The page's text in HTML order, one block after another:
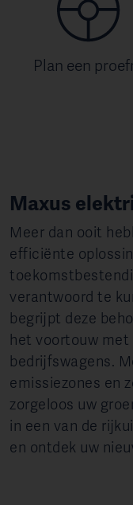
Plan een
Maxus
Meer dan ooit
efficiënte
verantwoord te
begrijpt deze
het voortouw met
bedrijfswagens.
emissiezones en
zorgeloos uw
in een van de
en ontdek uw